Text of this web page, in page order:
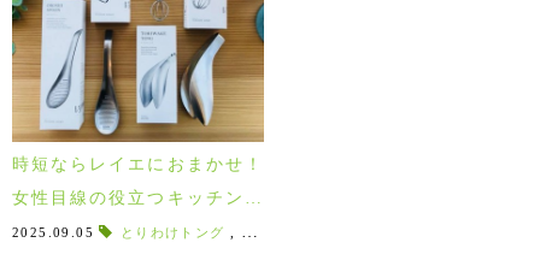
時短ならレイエにおまかせ！
女性目線の役立つキッチング
ッズ♪
2025.09.05 とりわけトング